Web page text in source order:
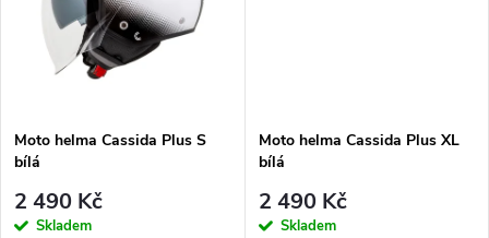
Moto helma Cassida Plus S
bílá
2 490 Kč
Skladem
Moto helma Cassida Plus XL
bílá
2 490 Kč
Skladem